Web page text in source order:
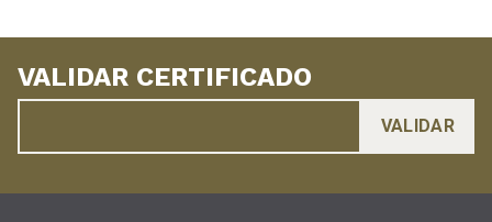
VALIDAR CERTIFICADO